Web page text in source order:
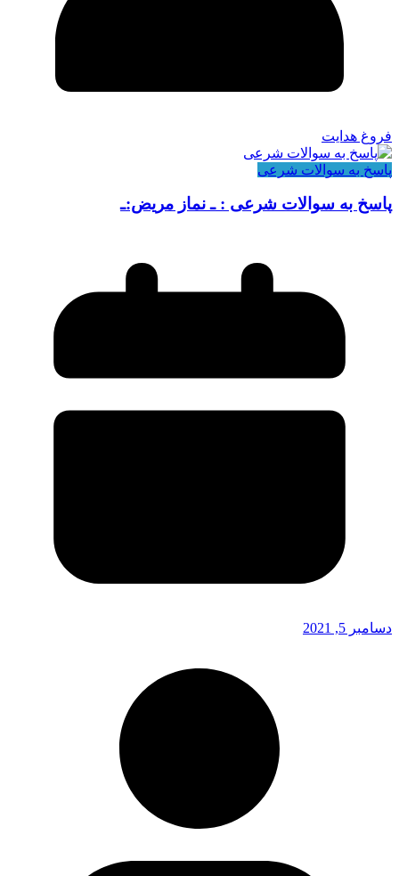
فروغ هدایت
پاسخ به سوالات شرعی
پاسخ به سوالات شرعی : ـ نماز مریض:ـ
دسامبر 5, 2021